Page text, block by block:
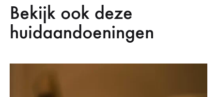
Bekijk ook deze
huidaandoeningen